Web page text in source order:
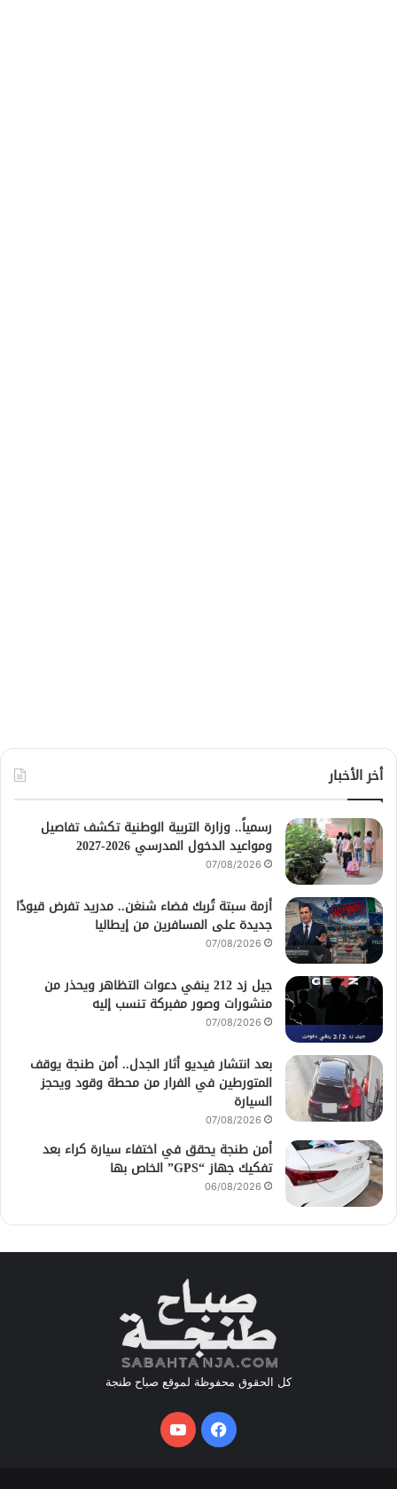
أخر الأخبار
رسمياً.. وزارة التربية الوطنية تكشف تفاصيل
ومواعيد الدخول المدرسي 2026-2027
07/08/2026
أزمة سبتة تُربك فضاء شنغن.. مدريد تفرض قيودًا
جديدة على المسافرين من إيطاليا
07/08/2026
جيل زد 212 ينفي دعوات التظاهر ويحذر من
منشورات وصور مفبركة تنسب إليه
07/08/2026
بعد انتشار فيديو أثار الجدل.. أمن طنجة يوقف
المتورطين في الفرار من محطة وقود ويحجز
السيارة
07/08/2026
أمن طنجة يحقق في اختفاء سيارة كراء بعد
تفكيك جهاز “GPS” الخاص بها
06/08/2026
كل الحقوق محفوظة لموقع صباح طنجة
فيسبوكيوتيوب